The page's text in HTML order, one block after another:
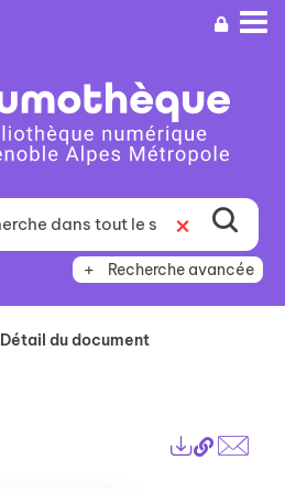
Recherche avancée
Détail du document
Lien